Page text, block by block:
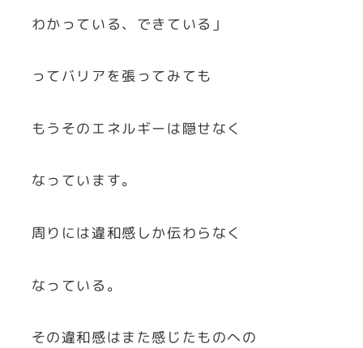
わかっている、できている」
ってバリアを張ってみても
もうそのエネルギーは隠せなく
なっています。
周りには違和感しか伝わらなく
なっている。
その違和感はまた感じたものへの